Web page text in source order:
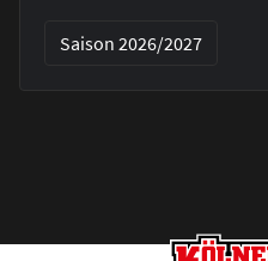
Saison 2026/2027